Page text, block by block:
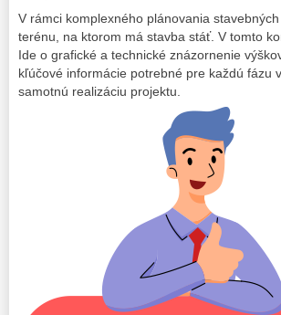
V rámci komplexného plánovania
terénu, na ktorom má stavba stáť. V tomto
Ide o grafické a technické znázornenie
kľúčové informácie potrebné pre každú fázu
samotnú realizáciu projektu.